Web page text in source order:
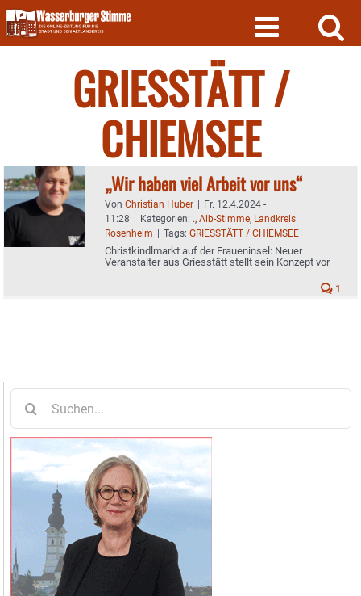
Skip
to
content
GRIESSTÄTT /
CHIEMSEE
„Wir haben viel Arbeit vor uns“
Von Christian Huber | Fr. 12.4.2024 -
11:28 | Kategorien: ., Aib-Stimme, Landkreis
Rosenheim | Tags: GRIESSTÄTT / CHIEMSEE
Christkindlmarkt auf der Fraueninsel: Neuer
Veranstalter aus Griesstätt stellt sein Konzept vor
1
nach: